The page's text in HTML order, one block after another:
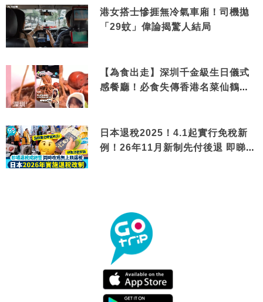
港女搭士慘捱無冷氣車廂！司機拋
「29蚊」偉論揭驚人結局
【為食出走】深圳千金級生日儀式
感餐廳！必食失傳香港名菜仙鶴神
日本退稅2025！4.1起實行免稅新
例！26年11月新制先付後退 即睇步